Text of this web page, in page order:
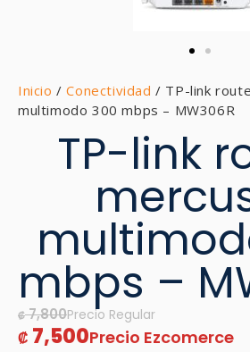
Inicio /Conectividad / TP-link
multimodo 300 mbps – MW306R
TP-link
mbps –
₡7,800
₡ 7,500